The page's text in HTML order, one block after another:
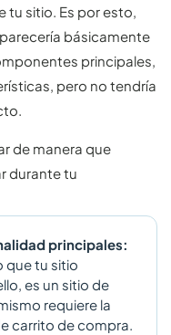
tu sitio. Es por esto,
básicamente
principales,
pero no tendría
de manera que
durante tu
principales:
que tu sitio
es un sitio de
requiere la
carrito de compra.